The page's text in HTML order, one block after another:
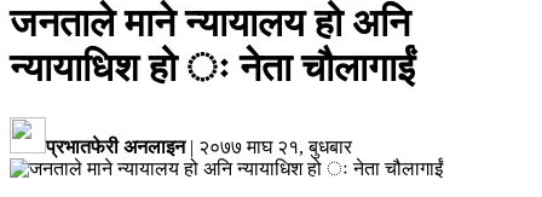
जनताले माने न्यायालय हो अनि
न्यायाधिश हो ः नेता चौलागाईं
प्रभातफेरी अनलाइन| २०७७ माघ २१, बुधबार